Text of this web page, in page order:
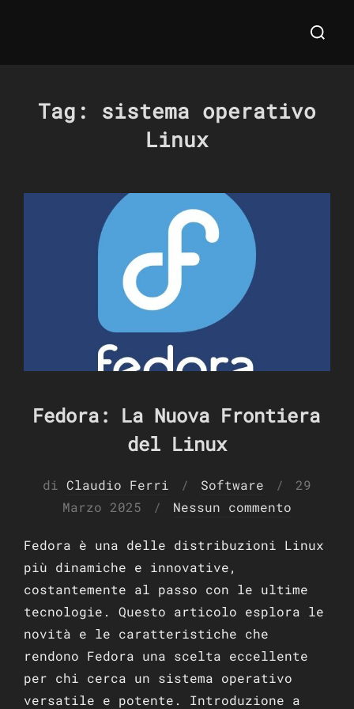
Cerca
Tag: sistema operativo
Linux
Fedora: La Nuova Frontiera
del Linux
di Claudio Ferri Software
29
Marzo 2025
Nessun commento
Fedora è una delle distribuzioni Linux
più dinamiche e innovative,
costantemente al passo con le ultime
tecnologie. Questo articolo esplora le
novità e le caratteristiche che
rendono Fedora una scelta eccellente
per chi cerca un sistema operativo
versatile e potente. Introduzione a